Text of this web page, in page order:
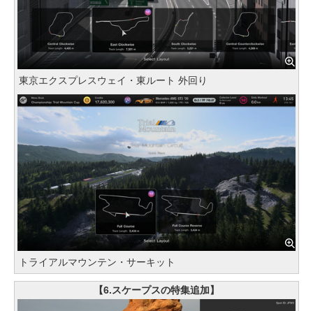
東京エクスプレスウェイ・東ルート 外回り
トライアルマウンテン・サーキット
【6.スケープスの特集追加】